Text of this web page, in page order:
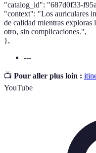
"catalog_id": "687d0f33-
"context": "Los auriculares
de calidad mientras exploras
otro, sin complicaciones.",
},
---
📺 Pour aller plus loin :
YouTube